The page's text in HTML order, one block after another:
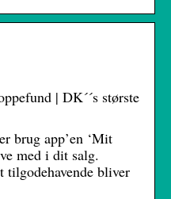
| DK´´s største
brug app’en ‘Mit
med i dit salg.
bliver